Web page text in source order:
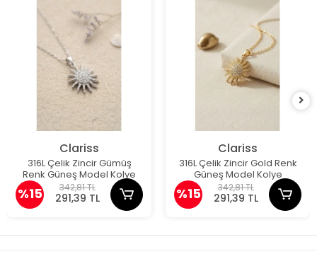
Clariss
316L Çelik Zincir Gümüş
Renk Güneş Model Kolye
%15 342,81 TL
291,39 TL
Clariss
316L Çelik Zincir Gold Renk
Güneş Model Kolye
%15 342,81 TL
291,39 TL